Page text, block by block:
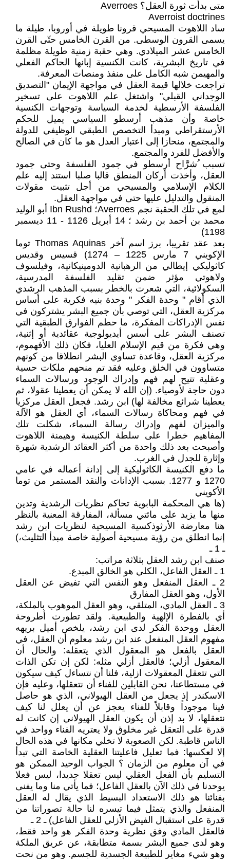
متى بدأت ثورة العقل؟ Averroes
Averroist doctrines
ساد اللاهوت المسيحي قرونا طويلة في أوروبا، طيلة ما
يسمى القرون الوسطى. من القرن الخامس حتّى القرن
الخامس عشر الميلادي. وهي حقبة زمنية طويلة مظلمة
في تاريخ البشرية، كانت الكنسية إبانها الحاكم الفعلي
والمهيمن شبه الكامل على منفذ ومنصات المعرفة.
تراجعت خلالها قيمة العقل في مواجهة الإيمان "التصديق
الوجداني القبلي" واشتغل علم اللاهوت على تسخير
الفلسفة الأرسطية لخدمة السياسة وتوجهات الكنسية
خاصة وأن مذهب أرسطو السياسي يميل للحكم
الأرستقراطي ومبدأ التخصص الطبقي الوظيفي للدولة
والمجتمع، منحازا إلى اعتبار العدل هو ما كان في الصالح
والأفضل للفرد والمجتمع.
تسبب ُشرَّاح أرسطو في جمود الفلسفة وحتى جمود
العقل، وأخذت أركان المنطق قالبا صلبا استند إليه علم
الكلام الإسلامي والمسيحي من أجل تثبيت مقولات
المنقول والتدليل عليها حتى في مواجهة العقل.
لمع في تلك الحقبة نجم Averroes؛ Ibn Rushd أبو الوليد
محمد بن أحمد بن رشد ؛ 14 أبريل 1126 - 11 ديسمبر
1198)
بعد عقد تقريبا، برز اسم آخر Thomas Aquinas توما
الإكويني 7 مارس 1225 – 1274) قسيس وقديس
كاثوليكي إيطالي من الرهبانية الدومينيكانية، وفيلسوف
ولاهوتي مؤثر ضمن تقليد الفلسفة المدرسية،
السكولائية، التي شعرت بالخطر بسبب المذهب الرشدي
الذي أقام " وحدة الفكر " وحدة بنيه فكرية على أساس
مركزية العقل، التي توصي بأن جميع البشر يشتركون في
نفس الإدراكات المفكرة، ما حطم الفوارق الطبقية التي
تصنف البشر على أسس أيديولوجية عقائدية أو إثنية،
وهي فكرة من قيم الإسلام العليا، فكان ذلك الأفهموم،
مركزية العقل، وقاعدة تساوي البشر انطلاقا من كونهم
متساوون في الخلق وعليه فقد تم منحهم ملكات حسية
وعقلية تتيح لهم فهم وإدراك الوجود ورسالات السماء
دون حاجة لأوصياء. (إن الله لا يمكن أن يعطينا عقولا، ثم
يعطينا شرائع مخالفة لها) ابن رشد. فجعل العقل مركزيا
في فهم ومحاكاة رسالات السماء، أي العقل هو الآلة
والميزان لفهم وإدراك رسالة السماء، شكلت تلك
المفاهيم خطرا على سلطة الكنيسة وهيمنة اللاهوت
وأصبحت بعد ذلك واحدة من أكثر العقائد الرشدية شهرة
وإثارة للجدل في الغرب.
ما دفع الكنيسة الكاثوليكية إلى إدانة أعماله في عامي
1270 و 1277. بسبب الإدانات والنقد المستمر من توما
الأكويني
(ها هي المحكمة البابوية تحاكم نظريات الرشدية وتدين
منها ما يزيد على مائتي مسألة، المفارقة المعنية بالنظر
هنا معارضة الأرثوذكسية المسيحية لنظريات ابن رشد
إنما انطلق من رؤية مسيحية أصولية خاصة مبدأ التثليث،)
ـ 1 ـ
صنف ابن رشد العقل بثلاثة مراتب:
1 ـ العقل الفاعل، الكلي هو الخالق المبدع.
2 ـ العقل المنفعل وهو النفس التي تفيض عن العقل
الأول، وهو العقل المفارق
3 ـ العقل المادي، المتلقي، وهو العقل الموهوب بالملكة،
أي بالفطرة الإلهية والطبيعية. ولقد تطورت أطروحة
العقل ووحدة الفكر لدى ابن رشد، يلخص أميل بريهه
مفهوم العقل المنفعل عند ابن رشد معلوم أن العقل، في
العقل بالفعل هو المعقول الذي يتعقله: والحال أن
المعقول أزلي؛ فالعقل أزلي مثله: لكن إن تكن الذات
التي تتعقل المعقولات ازلية، فلنا أن نتساءل كيف سيكون
في مستطاعنا، نحن القابلين للفناء أن نتعقلها، وعليه فإن
الاسكندر إذ يجعل من العقل الهيولاني، الذي هو حاصل
فينا موجوداً وقابلاً للفناء يعجز عن أن يعلل لنا كيف
نتعقلها، لا بد إذن أن يكون العقل الهيولاني إن كانت له
قدرة على التعقل غير مخلوق ولا يعتريه الفناء وواحد في
الناس قاطبة. لكن الصعوبة لا تخلي مكانها في هذه الحال
إلا لعكسها: فما تعليل فاعليتنا العقلية الخاصة التي تبدأ
في آن معلوم من الزمان ؟ الجواب الوحيد الممكن هو
التسليم بأن الفعل العقلي ليس تعقلا جديدا، ليس فعلا
يوحدنا في ذلك الآن بالعقل الفاعل؛ فما يأتي منا وما يفنى
بفنائنا هو ذلك الاستعداد البسيط الذي يقال له العقل
المنفعل والذي يتمثل فيما تيسره لنا حالة تصوراتنا من
قدرة على استقبال الفيض الأزلي للعقل الفاعل) ـ 2 ـ
فالعقل المادي وفق نظرية وحدة الفكر هو واحد فقط،
وهو لدى جميع البشر بسمة متطابقة، عن عريق الملكة
وهو شيء مغاير للطبيعة الجسدية للجسم. وهو من نحت